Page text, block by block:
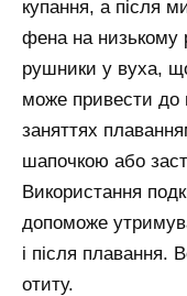
купання, а після
фена на низькому
рушники у вуха,
може привести до
заняттях
шапочкою або
Використання
допоможе
і після плавання.
отиту.